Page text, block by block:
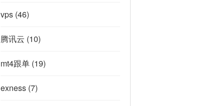
vps(46)
腾讯云 (10)
mt4跟单(19)
exness(7)